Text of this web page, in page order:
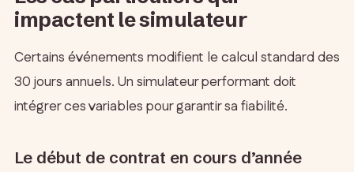
impactent le simulateur
Certains événements modifient le calcul standard des
30 jours annuels. Un simulateur performant doit
intégrer ces variables pour garantir sa fiabilité.
Le début de contrat en cours d’année